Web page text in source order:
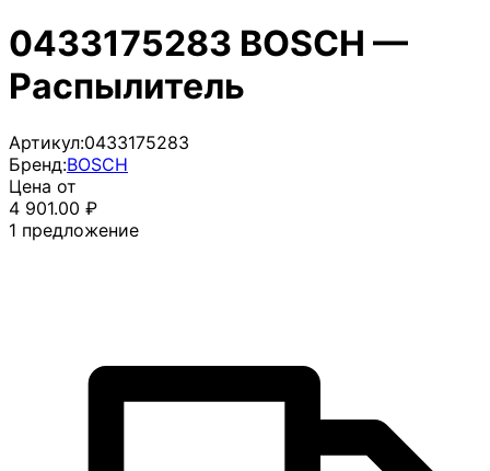
0433175283 BOSCH —
Распылитель
Артикул:0433175283
Бренд:BOSCH
Цена от
4 901.00 ₽
1 предложение